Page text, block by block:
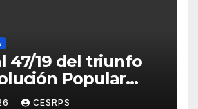
47/19 del triunfo
Popular
: Siempre + allá!»
CESRPS